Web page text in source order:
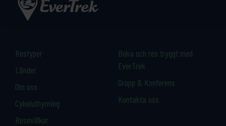
Restyper
Länder
Om oss
Cykeluthyrning
Resevillkor
Boka och res tryggt med
EverTrek
Grupp & Konferens
Kontakta oss